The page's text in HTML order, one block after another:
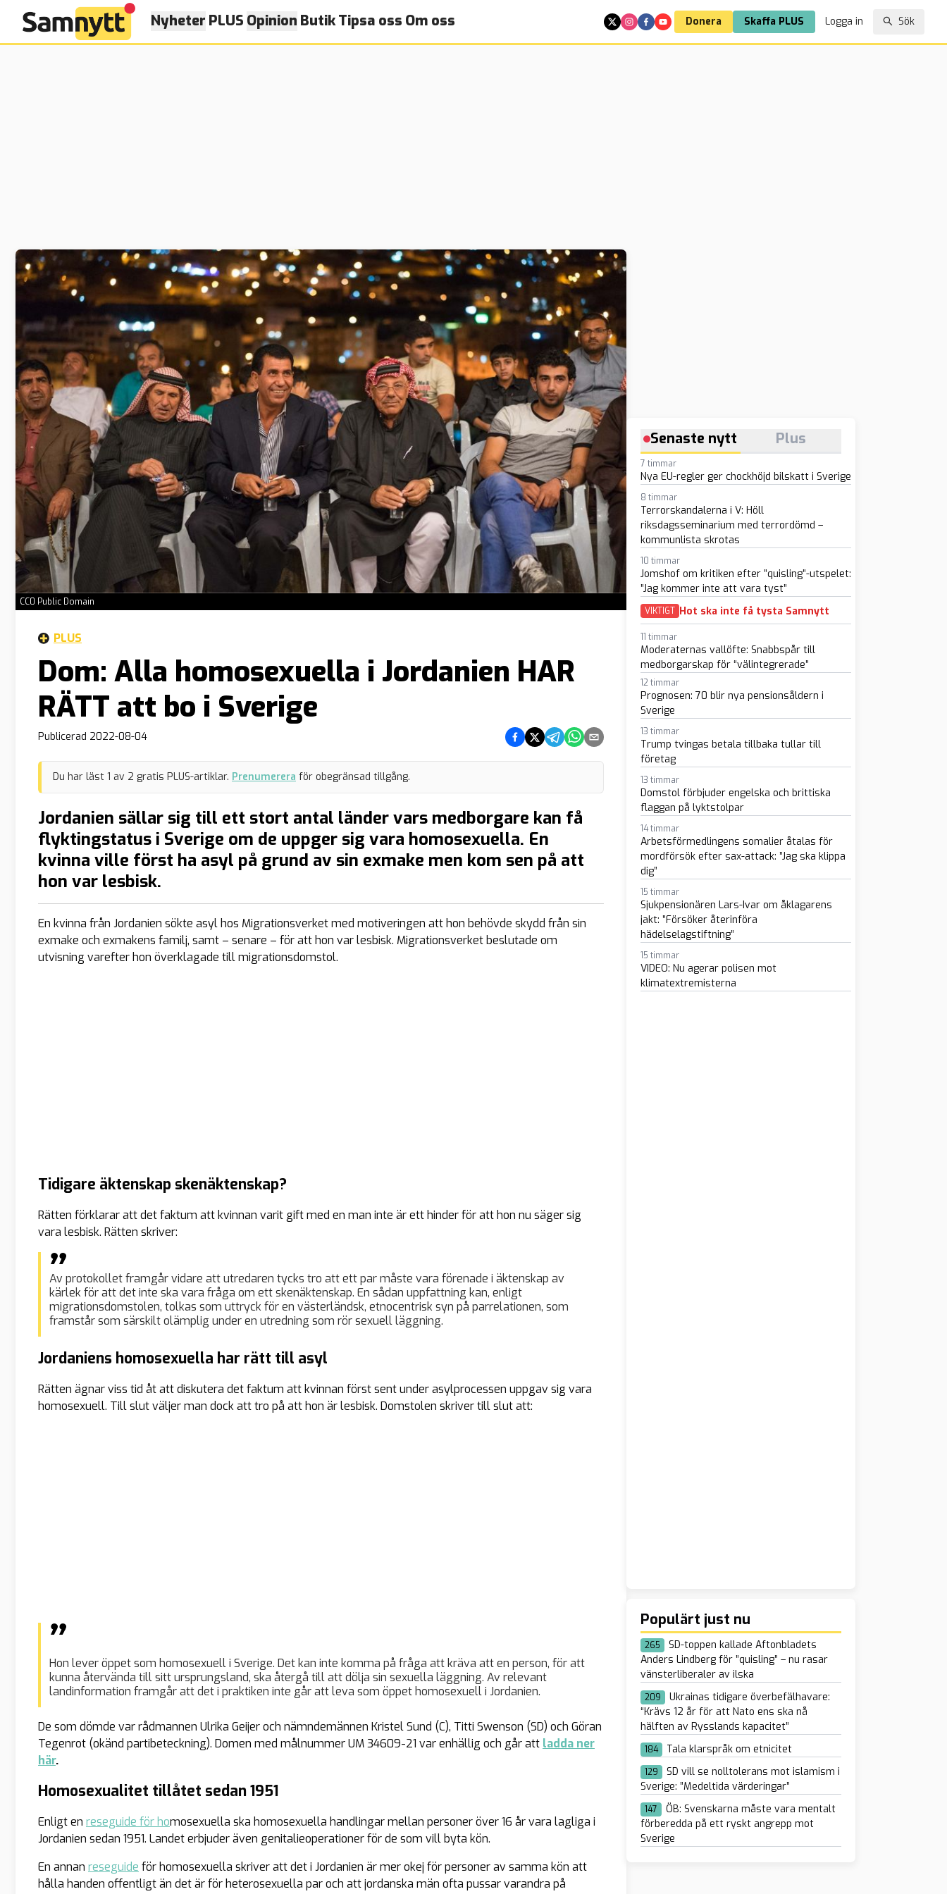
Nyheter PLUS Opinion ButikTipsa oss Om oss Donera Skaffa PLUS Logga in Sök
CC0 Public Domain
PLUS
Dom: Alla homosexuella i Jordanien HAR
RÄTT att bo i Sverige
Publicerad 2022-08-04 Dela på Facebook
Dela på Twitter
Dela på Telegram
Dela på Whatsapp
Dela via e-post
Du har läst 1 av 2 gratis PLUS-artiklar. Prenumerera för obegränsad tillgång.
Jordanien sällar sig till ett stort antal länder vars medborgare kan få
flyktingstatus i Sverige om de uppger sig vara homosexuella. En
kvinna ville först ha asyl på grund av sin exmake men kom sen på att
hon var lesbisk.
En kvinna från Jordanien sökte asyl hos Migrationsverket med motiveringen att hon behövde skydd från sin
exmake och exmakens familj, samt – senare – för att hon var lesbisk. Migrationsverket beslutade om
utvisning varefter hon överklagade till migrationsdomstol.
Tidigare äktenskap skenäktenskap?
Rätten förklarar att det faktum att kvinnan varit gift med en man inte är ett hinder för att hon nu säger sig
vara lesbisk. Rätten skriver:
Av protokollet framgår vidare att utredaren tycks tro att ett par måste vara förenade i äktenskap av
kärlek för att det inte ska vara fråga om ett skenäktenskap. En sådan uppfattning kan, enligt
migrationsdomstolen, tolkas som uttryck för en västerländsk, etnocentrisk syn på parrelationen, som
framstår som särskilt olämplig under en utredning som rör sexuell läggning.
Jordaniens homosexuella har rätt till asyl
Rätten ägnar viss tid åt att diskutera det faktum att kvinnan först sent under asylprocessen uppgav sig vara
homosexuell. Till slut väljer man dock att tro på att hon är lesbisk. Domstolen skriver till slut att:
Hon lever öppet som homosexuell i Sverige. Det kan inte komma på fråga att kräva att en person, för att
kunna återvända till sitt ursprungsland, ska återgå till att dölja sin sexuella läggning. Av relevant
landinformation framgår att det i praktiken inte går att leva som öppet homosexuell i Jordanien.
De som dömde var rådmannen Ulrika Geijer och nämndemännen Kristel Sund (C), Titti Swenson (SD) och Göran
Tegenrot (okänd partibeteckning). Domen med målnummer UM 34609-21 var enhällig och går att ladda ner
här.
Homosexualitet tillåtet sedan 1951
Enligt en reseguide för homosexuella ska homosexuella handlingar mellan personer över 16 år vara lagliga i
Jordanien sedan 1951. Landet erbjuder även genitalieoperationer för de som vill byta kön.
En annan reseguide för homosexuella skriver att det i Jordanien är mer okej för personer av samma kön att
hålla handen offentligt än det är för heterosexuella par och att jordanska män ofta pussar varandra på
Senaste nytt Plus
7 timmar
Nya EU-regler ger chockhöjd bilskatt i Sverige
8 timmar
Terrorskandalerna i V: Höll
riksdagsseminarium med terrordömd –
kommunlista skrotas
10 timmar
Jomshof om kritiken efter ”quisling”-utspelet:
”Jag kommer inte att vara tyst”
VIKTIGT Hot ska inte få tysta Samnytt
11 timmar
Moderaternas vallöfte: Snabbspår till
medborgarskap för “välintegrerade”
12 timmar
Prognosen: 70 blir nya pensionsåldern i
Sverige
13 timmar
Trump tvingas betala tillbaka tullar till
företag
13 timmar
Domstol förbjuder engelska och brittiska
flaggan på lyktstolpar
14 timmar
Arbetsförmedlingens somalier åtalas för
mordförsök efter sax-attack: ”Jag ska klippa
dig”
15 timmar
Sjukpensionären Lars-Ivar om åklagarens
jakt: ”Försöker återinföra
hädelselagstiftning”
15 timmar
VIDEO: Nu agerar polisen mot
klimatextremisterna
Populärt just nu
265
SD-toppen kallade Aftonbladets
Anders Lindberg för ”quisling” – nu rasar
vänsterliberaler av ilska
209
Ukrainas tidigare överbefälhavare:
“Krävs 12 år för att Nato ens ska nå
hälften av Rysslands kapacitet”
184 Tala klarspråk om etnicitet
129
SD vill se nolltolerans mot islamism i
Sverige: ”Medeltida värderingar”
147
ÖB: Svenskarna måste vara mentalt
förberedda på ett ryskt angrepp mot
Sverige